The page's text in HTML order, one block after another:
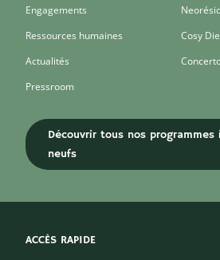
Engagements
Ressources humaines
Actualités
Pressroom
Cosy
Découvrir tous nos programmes
neufs
ACCÈS RAPIDE